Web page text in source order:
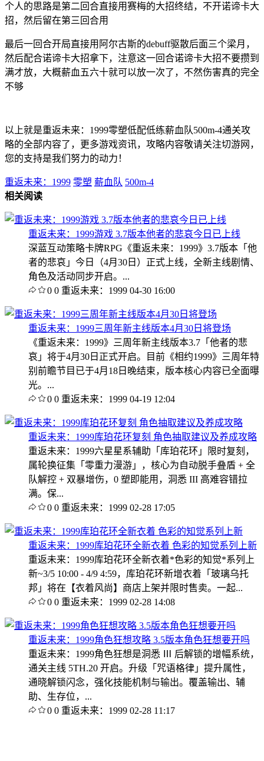
个人的思路是第二回合直接用赛梅的大招终结，不开诺谛卡大
招，然后留在第三回合用
最后一回合开局直接用阿尔古斯的debuff驱散后面三个梁月，
然后配合诺谛卡大招拿下，注意这一回合诺谛卡大招不要攒到
满才放，大概薪血五六十就可以放一次了，不然伤害真的完全
不够
以上就是重返未来：1999零塑低配低练薪血队500m-4通关攻
略的全部内容了，更多游戏资讯，攻略内容敬请关注切游网，
您的支持是我们努力的动力！
重返未来：1999 零塑 薪血队 500m-4
相关阅读
重返未来：1999游戏 3.7版本他者的悲哀今日已上线
深蓝互动策略卡牌RPG《重返未来：1999》3.7版本「他
者的悲哀」今日（4月30日）正式上线，全新主线剧情、
角色及活动同步开启。...
0 0 重返未来：1999 04-30 16:00
重返未来：1999三周年新主线版本4月30日将登场
《重返未来：1999》三周年新主线版本3.7「他者的悲
哀」将于4月30日正式开启。目前《相约1999》三周年特
别前瞻节目已于4月18日晚结束，版本核心内容已全面曝
光。...
0 0 重返未来：1999 04-19 12:04
重返未来：1999库珀花环复刻 角色抽取建议及养成攻略
重返未来：1999六星星系辅助「库珀花环」限时复刻，
属轮换征集「零重力漫游」，核心为自动脱手叠盾 + 全
队解控 + 双暴增伤，0 塑即能用，洞悉 III 高难容错拉
满。保...
0 0 重返未来：1999 02-28 17:05
重返未来：1999库珀花环全新衣着 色彩的知觉系列上新
重返未来：1999库珀花环全新衣着*色彩的知觉*系列上
新~3/5 10:00 - 4/9 4:59，库珀花环新增衣着「玻璃乌托
邦」将在【衣着风尚】商店上架并限时售卖。一起...
0 0 重返未来：1999 02-28 14:08
重返未来：1999角色狂想攻略 3.5版本角色狂想要开吗
重返未来：1999角色狂想是洞悉 Ⅲ 后解锁的增幅系统，
通关主线 5TH.20 开启。升级「咒语格律」提升属性，
通晓解锁闪念，强化技能机制与输出。覆盖输出、辅
助、生存位，...
0 0 重返未来：1999 02-28 11:17